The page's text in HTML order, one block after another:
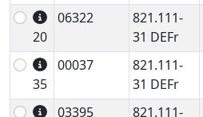
20
06322
821.111-
31 DEFr
35
00037
821.111-
31 DEFr
03395
821.111-